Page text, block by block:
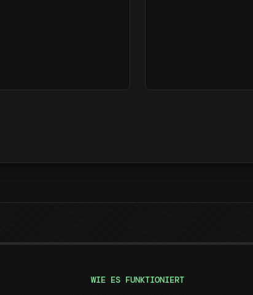
WIE ES FUNKTIONIERT